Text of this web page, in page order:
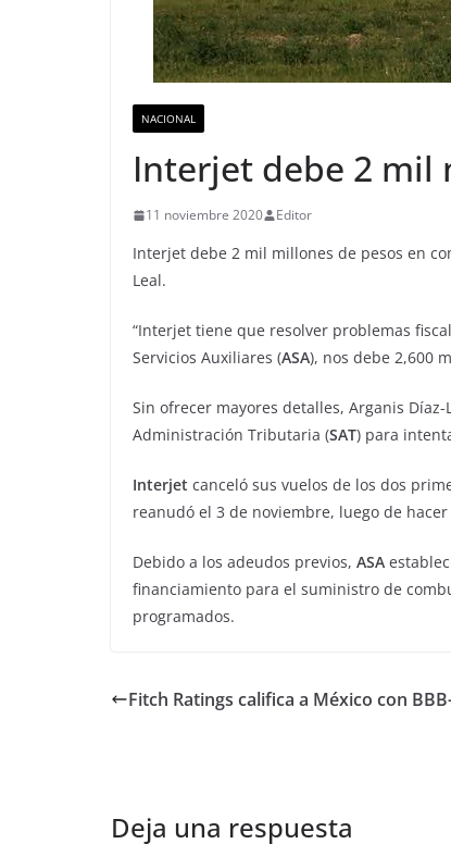
NACIONAL
Interjet debe 2 mil
11 noviembre 2020 Editor
Interjet debe 2 mil millones de pesos en
Leal.
“Interjet tiene que resolver problemas
Servicios Auxiliares (ASA), nos debe 2,600
Sin ofrecer mayores detalles, Arganis
Administración Tributaria (SAT) para
Interjet canceló sus vuelos de los dos
reanudó el 3 de noviembre, luego de
Debido a los adeudos previos, ASA
financiamiento para el suministro de
programados.
Fitch Ratings califica a México con
Deja una respuesta